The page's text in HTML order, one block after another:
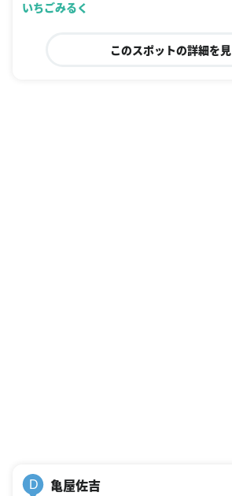
いちごみるく
このスポットの詳細を
D 亀屋佐吉